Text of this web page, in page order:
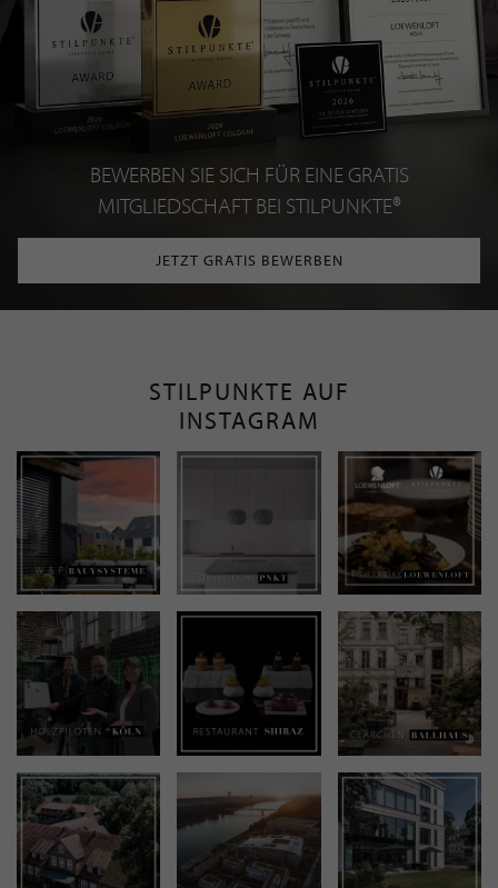
BEWERBEN SIE SICH FÜR EINE GRATIS
MITGLIEDSCHAFT BEI STILPUNKTE®
JETZT GRATIS BEWERBEN
STILPUNKTE AUF
INSTAGRAM